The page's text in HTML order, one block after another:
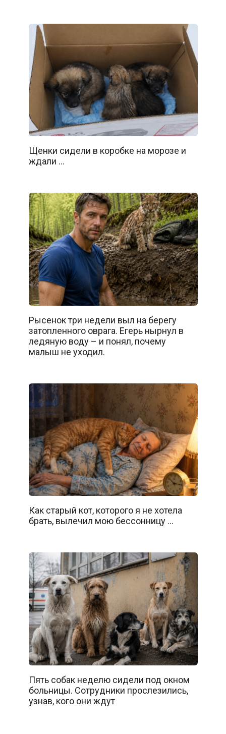
Щенки сидели в коробке на морозе и
ждали …
Рысенок три недели выл на берегу
затопленного оврага. Егерь нырнул в
ледяную воду – и понял, почему
малыш не уходил.
Как старый кот, которого я не хотела
брать, вылечил мою бессонницу …
Пять собак неделю сидели под окном
больницы. Сотрудники прослезились,
узнав, кого они ждут